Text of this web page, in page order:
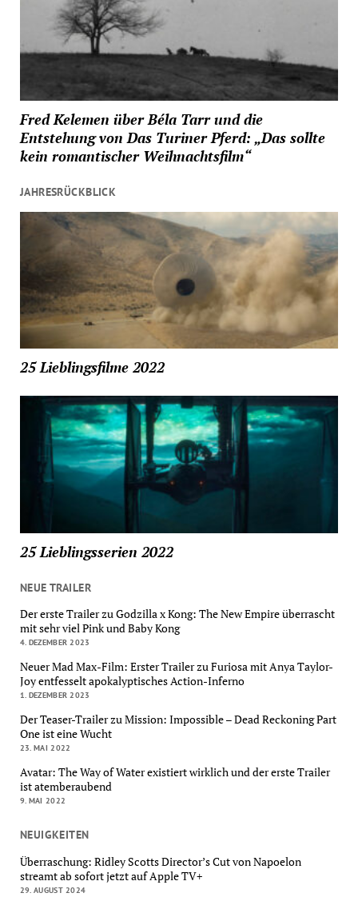
Fred Kelemen über Béla Tarr und die
Entstehung von Das Turiner Pferd: „Das sollte
kein romantischer Weihnachtsfilm“
JAHRESRÜCKBLICK
25 Lieblingsfilme 2022
25 Lieblingsserien 2022
NEUE TRAILER
Der erste Trailer zu Godzilla x Kong: The New Empire überrascht
mit sehr viel Pink und Baby Kong
4. DEZEMBER 2023
Neuer Mad Max-Film: Erster Trailer zu Furiosa mit Anya Taylor-
Joy entfesselt apokalyptisches Action-Inferno
1. DEZEMBER 2023
Der Teaser-Trailer zu Mission: Impossible – Dead Reckoning Part
One ist eine Wucht
23. MAI 2022
Avatar: The Way of Water existiert wirklich und der erste Trailer
ist atemberaubend
9. MAI 2022
NEUIGKEITEN
Überraschung: Ridley Scotts Director’s Cut von Napoelon
streamt ab sofort jetzt auf Apple TV+
29. AUGUST 2024